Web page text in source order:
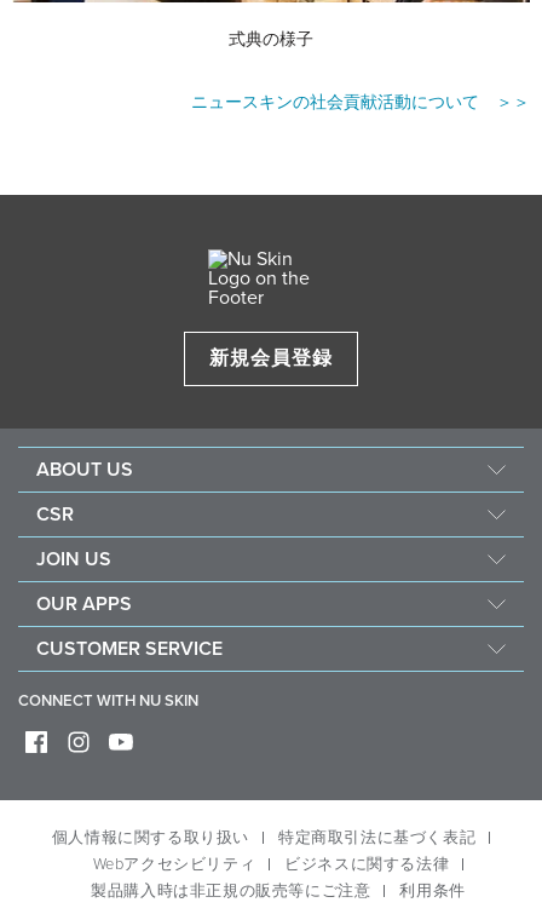
式典の様子
ニュースキンの社会貢献活動について ＞＞
新規会員登録
ABOUT US
企業情報
ニュースキンの研究・開発
製品ブランド
ニュースルーム
永井 花奈 選手 応援ページ
アワード
コンプライアンス
デジタル版カタログ
CSR
フォース フォー グッド
社会貢献活動
ナリッシュ ザ チルドレン
サステナビリティ
コミュニティ アウトリーチ
社会貢献活動に参加する
JOIN US
ショッピング メンバーとは
ブランド メンバーとは
定期購入（ADP）
OUR APPS
Nu Skin Vera
Nu Skin Stela
CUSTOMER SERVICE
配送・送料
公式コンテンツ一覧
退会・解約
CONNECT WITH NU SKIN
個人情報に関する取り扱い
特定商取引法に基づく表記
Webアクセシビリティ
ビジネスに関する法律
製品購入時は非正規の販売等にご注意
利用条件